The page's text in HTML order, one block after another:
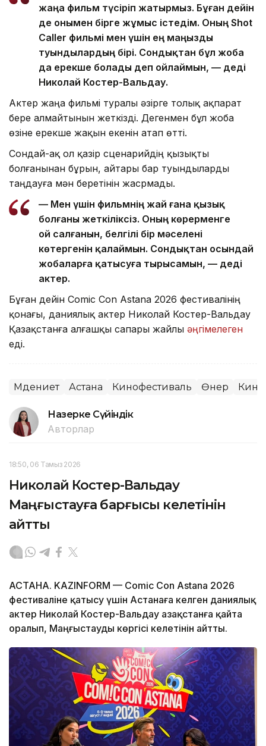
жаңа фильм түсіріп жатырмыз. Бұған дейін
де онымен бірге жұмыс істедім. Оның Shot
Caller фильмі мен үшін ең маңызды
туындылардың бірі. Сондықтан бұл жоба
да ерекше болады деп ойлаймын, — деді
Николай Костер-Вальдау.
Актер жаңа фильмі туралы әзірге толық ақпарат
бере алмайтынын жеткізді. Дегенмен бұл жоба
өзіне ерекше жақын екенін атап өтті.
Сондай-ақ ол қазір сценарийдің қызықты
болғанынан бұрын, айтары бар туындыларды
таңдауға мән беретінін жасрмады.
— Мен үшін фильмнің жай ғана қызық
болғаны жеткіліксіз. Оның көрерменге
ой салғанын, белгілі бір мәселені
көтергенін қалаймын. Сондықтан осындай
жобаларға қатысуға тырысамын, — деді
актер.
Бұған дейін Comic Con Astana 2026 фестивалінің
қонағы, даниялық актер Николай Костер-Вальдау
Қазақстанға алғашқы сапары жайлы әңгімелеген
еді.
Мәдениет Астана Кинофестиваль Өнер Кино
Назерке Сүйіндік
Авторлар
18:50, 06 Тамыз 2026
Николай Костер-Вальдау
Маңғыстауға барғысы келетінін
айтты
АСТАНА. KAZINFORM — Comic Con Astana 2026
фестиваліне қатысу үшін Астанаға келген даниялық
актер Николай Костер-Вальдау Қазақстанға қайта
оралып, Маңғыстауды көргісі келетінін айтты.